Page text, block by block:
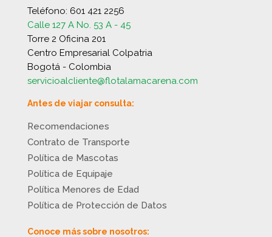
Teléfono: 601 421 2256
Calle 127 A No. 53 A - 45
Torre 2 Oficina 201
Centro Empresarial Colpatria
Bogotá - Colombia
servicioalcliente@flotalamacarena.com
Antes de viajar consulta:
Recomendaciones
Contrato de Transporte
Política de Mascotas
Política de Equipaje
Política Menores de Edad
Política de Protección de Datos
Conoce más sobre nosotros: